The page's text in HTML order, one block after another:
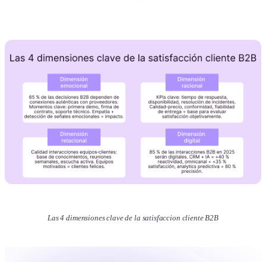
Las 4 dimensiones clave de la satisfaccion cliente B2B